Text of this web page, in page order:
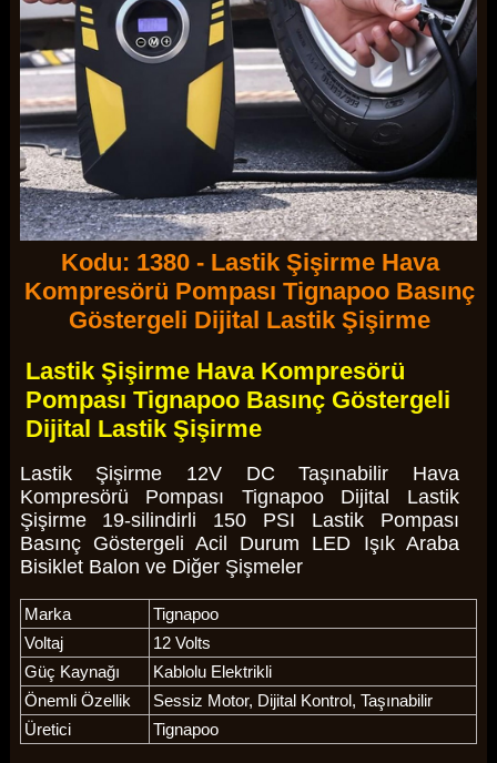
Kodu: 1380 - Lastik Şişirme Hava
Kompresörü Pompası Tignapoo Basınç
Göstergeli Dijital Lastik Şişirme
Lastik Şişirme Hava Kompresörü
Pompası Tignapoo Basınç Göstergeli
Dijital Lastik Şişirme
Lastik Şişirme 12V DC Taşınabilir Hava
Kompresörü Pompası Tignapoo Dijital Lastik
Şişirme 19-silindirli 150 PSI Lastik Pompası
Basınç Göstergeli Acil Durum LED Işık Araba
Bisiklet Balon ve Diğer Şişmeler
Marka
Tignapoo
Voltaj
12 Volts
Güç Kaynağı
Kablolu Elektrikli
Önemli Özellik
Sessiz Motor, Dijital Kontrol, Taşınabilir
Üretici
Tignapoo